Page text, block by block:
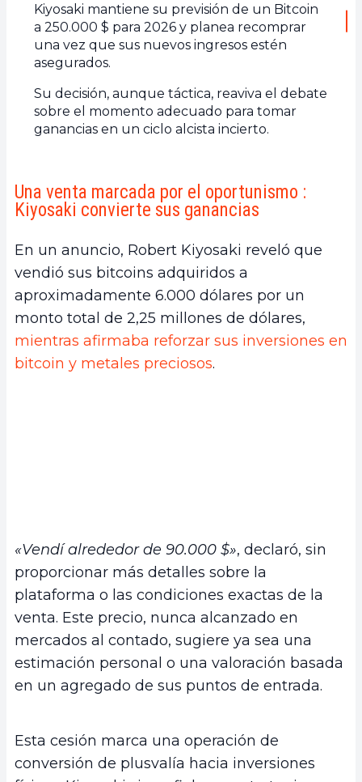
Kiyosaki mantiene su previsión de un Bitcoin
a 250.000 $ para 2026 y planea recomprar
una vez que sus nuevos ingresos estén
asegurados.
Su decisión, aunque táctica, reaviva el debate
sobre el momento adecuado para tomar
ganancias en un ciclo alcista incierto.
Una venta marcada por el oportunismo :
Kiyosaki convierte sus ganancias
En un anuncio, Robert Kiyosaki reveló que
vendió sus bitcoins adquiridos a
aproximadamente 6.000 dólares por un
monto total de 2,25 millones de dólares,
mientras afirmaba reforzar sus inversiones en
bitcoin y metales preciosos.
«Vendí alrededor de 90.000 $», declaró, sin
proporcionar más detalles sobre la
plataforma o las condiciones exactas de la
venta. Este precio, nunca alcanzado en
mercados al contado, sugiere ya sea una
estimación personal o una valoración basada
en un agregado de sus puntos de entrada.
Esta cesión marca una operación de
conversión de plusvalía hacia inversiones